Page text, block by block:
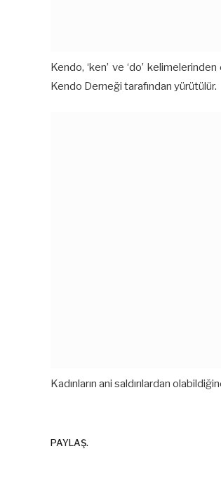
Kendo, ‘ken’ ve ‘do’
Kendo Derneği tarafından yürütülür.
Kadınların ani saldırılardan
PAYLAŞ.